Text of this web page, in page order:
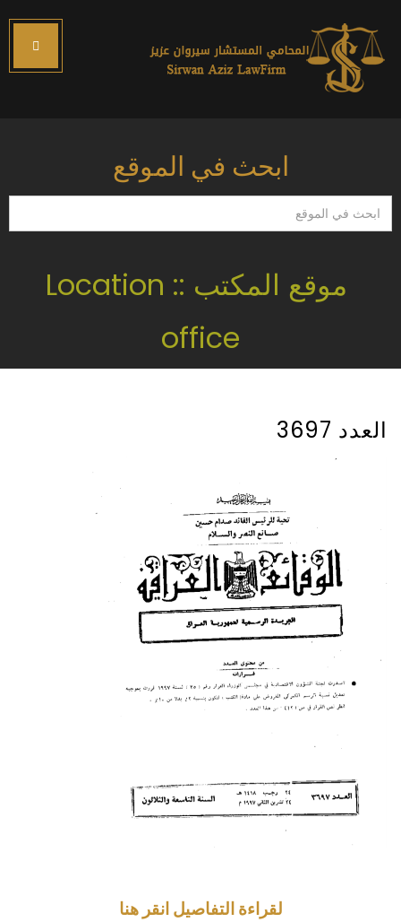
ابحث في الموقع
ابحث
في
موقع المكتب :: Location
office
العدد 3697
لقراءة التفاصيل انقر هنا